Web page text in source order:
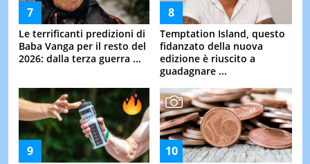
Le terrificanti predizioni di
Baba Vanga per il resto del
2026: dalla terza guerra ...
Temptation Island, questo
fidanzato della nuova
edizione è riuscito a
guadagnare ...